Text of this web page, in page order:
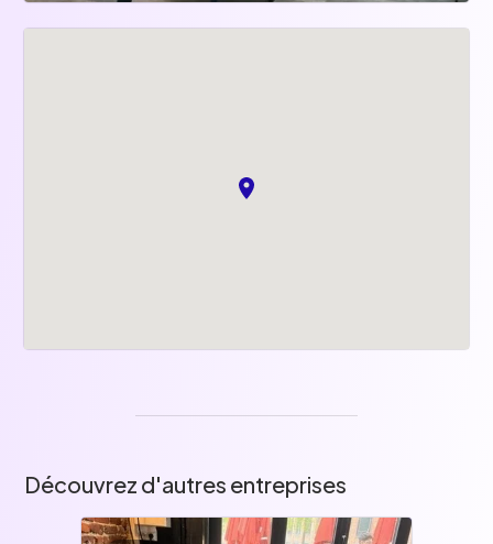
Découvrez d'autres entreprises